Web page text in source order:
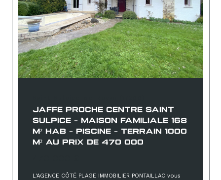
JAFFE PROCHE CENTRE SAINT
SULPICE - MAISON FAMILIALE 168
M² HAB - PISCINE - TERRAIN 1000
M² AU PRIX DE 470 000
L'AGENCE CÔTÉ PLAGE IMMOBILIER PONTAILLAC vous